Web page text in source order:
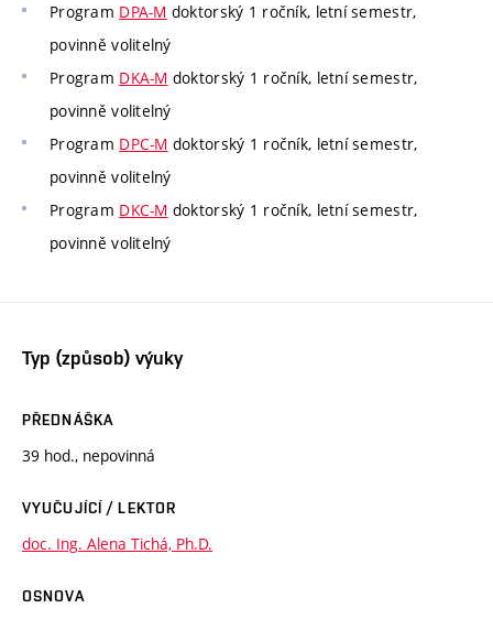
Program DPA-M doktorský 1 ročník, letní semestr,
povinně volitelný
Program DKA-M doktorský 1 ročník, letní semestr,
povinně volitelný
Program DPC-M doktorský 1 ročník, letní semestr,
povinně volitelný
Program DKC-M doktorský 1 ročník, letní semestr,
povinně volitelný
Typ (způsob) výuky
PŘEDNÁŠKA
39 hod., nepovinná
VYUČUJÍCÍ / LEKTOR
doc. Ing. Alena Tichá, Ph.D.
OSNOVA